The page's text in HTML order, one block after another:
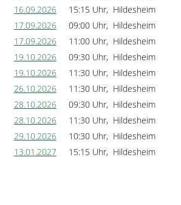
16.09.202615:15 Uhr, Hildesheim
17.09.202609:00 Uhr, Hildesheim
17.09.202611:00 Uhr, Hildesheim
19.10.202609:30 Uhr, Hildesheim
19.10.202611:30 Uhr, Hildesheim
26.10.202611:30 Uhr, Hildesheim
28.10.202609:30 Uhr, Hildesheim
28.10.202611:30 Uhr, Hildesheim
29.10.202610:30 Uhr, Hildesheim
13.01.202715:15 Uhr, Hildesheim